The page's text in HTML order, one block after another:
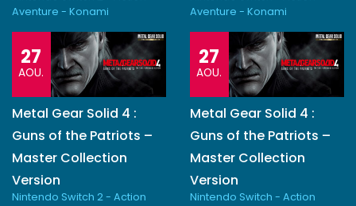
Aventure - Konami
Aventure - Konami
27
AOU.
Metal Gear Solid 4 :
Guns of the Patriots –
Master Collection
Version
Nintendo Switch 2 - Action
27
AOU.
Metal Gear Solid 4 :
Guns of the Patriots –
Master Collection
Version
Nintendo Switch - Action